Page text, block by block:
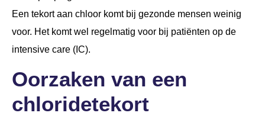
Een tekort aan chloor komt bij gezonde mensen weinig
voor. Het komt wel regelmatig voor bij patiënten op de
intensive care (IC).
Oorzaken van een
chloridetekort